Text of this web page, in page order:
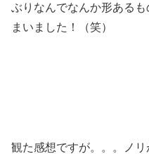
ぶりなんでなんか形ある
まいました！（笑）
観た感想ですが。。。ノ